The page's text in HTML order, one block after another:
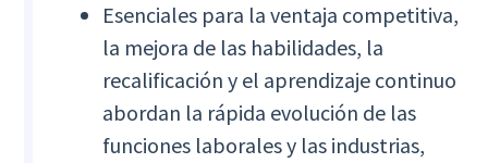
Esenciales para la ventaja competitiva,
la mejora de las habilidades, la
recalificación y el aprendizaje continuo
abordan la rápida evolución de las
funciones laborales y las industrias,